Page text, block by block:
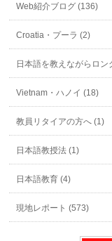
Web紹介ブログ (136)
Croatia・プーラ (2)
日本語を教えながらロン
Vietnam・ハノイ (18)
教員リタイアの方へ (1)
日本語教授法 (1)
日本語教育 (4)
現地レポート (573)